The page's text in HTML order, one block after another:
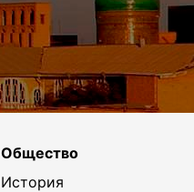
Общество
История